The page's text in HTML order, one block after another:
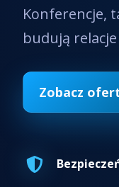
Konferencje,
budują
Zobacz